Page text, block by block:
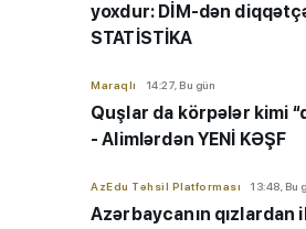
yoxdur: DİM-dən
STATİSTİKA
Maraqlı 14:27, Bu gün
Quşlar da körpələr kimi
- Alimlərdən YENİ KƏŞF
AzEdu Təhsil Platforması 13:48, Bu
Azərbaycanın qızlardan